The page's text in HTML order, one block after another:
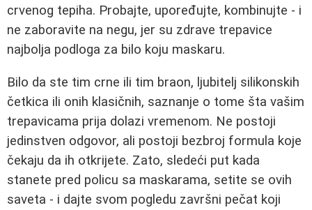
crvenog tepiha. Probajte, upoređujte, kombinujte - i
ne zaboravite na negu, jer su zdrave trepavice
najbolja podloga za bilo koju maskaru.
Bilo da ste tim crne ili tim braon, ljubitelj silikonskih
četkica ili onih klasičnih, saznanje o tome šta vašim
trepavicama prija dolazi vremenom. Ne postoji
jedinstven odgovor, ali postoji bezbroj formula koje
čekaju da ih otkrijete. Zato, sledeći put kada
stanete pred policu sa maskarama, setite se ovih
saveta - i dajte svom pogledu završni pečat koji